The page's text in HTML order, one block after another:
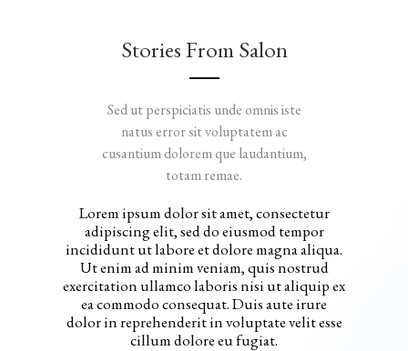
Stories From Salon
Sed ut perspiciatis unde omnis iste
natus error sit voluptatem ac
cusantium dolorem que laudantium,
totam remae.
Lorem ipsum dolor sit amet, consectetur
adipiscing elit, sed do eiusmod tempor
incididunt ut labore et dolore magna aliqua.
Ut enim ad minim veniam, quis nostrud
exercitation ullamco laboris nisi ut aliquip ex
ea commodo consequat. Duis aute irure
dolor in reprehenderit in voluptate velit esse
cillum dolore eu fugiat.